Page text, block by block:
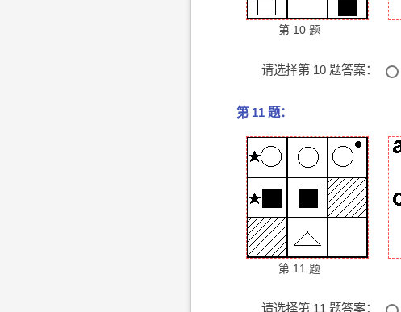
第 10 题
请选择第 10 题答案：
第 11 题：
第 11 题
请选择第 11 题答案：